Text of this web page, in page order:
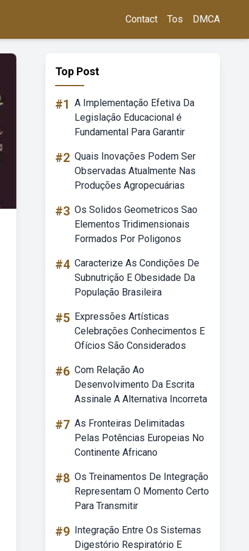
Contact Tos DMCA
Top Post
#1 A Implementação Efetiva Da
Legislação Educacional é
Fundamental Para Garantir
#2 Quais Inovações Podem Ser
Observadas Atualmente Nas
Produções Agropecuárias
#3 Os Solidos Geometricos Sao
Elementos Tridimensionais
Formados Por Poligonos
#4 Caracterize As Condições De
Subnutrição E Obesidade Da
População Brasileira
#5 Expressões Artísticas
Celebrações Conhecimentos E
Ofícios São Considerados
#6 Com Relação Ao
Desenvolvimento Da Escrita
Assinale A Alternativa Incorreta
#7 As Fronteiras Delimitadas
Pelas Potências Europeias No
Continente Africano
#8 Os Treinamentos De Integração
Representam O Momento Certo
Para Transmitir
#9 Integração Entre Os Sistemas
Digestório Respiratório E